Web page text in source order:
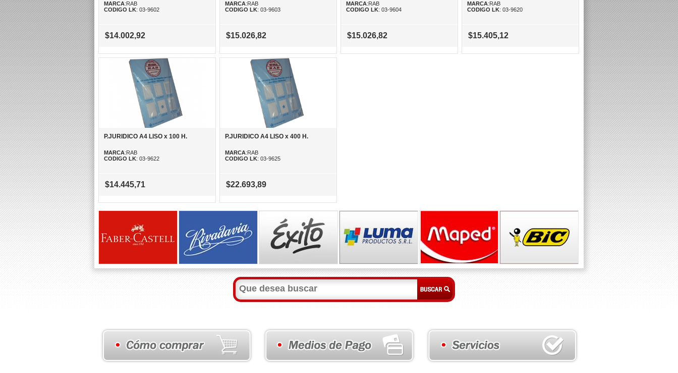
MARCA:RAB
CODIGO LK: 03-9602
$14.002,92
MARCA:RAB
CODIGO LK: 03-9603
$15.026,82
MARCA:RAB
CODIGO LK: 03-9604
$15.026,82
MARCA:RAB
CODIGO LK: 03-9620
$15.405,12
P.JURIDICO A4 LISO x 100 H.
MARCA:RAB
CODIGO LK: 03-9622
$14.445,71
P.JURIDICO A4 LISO x 400 H.
MARCA:RAB
CODIGO LK: 03-9625
$22.693,89